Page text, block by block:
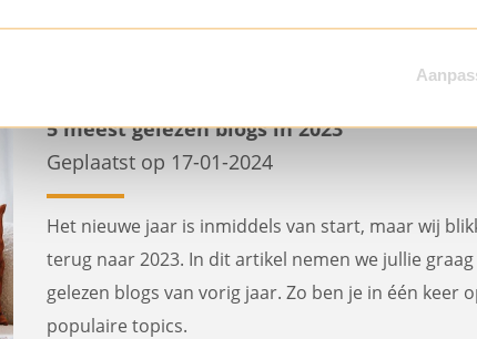
5 meest gelezen blogs in 2023
Geplaatst op 17-01-2024
Het nieuwe jaar is inmiddels van start, maar wij
terug naar 2023. In dit artikel nemen we jullie
gelezen blogs van vorig jaar. Zo ben je in één keer
populaire topics.